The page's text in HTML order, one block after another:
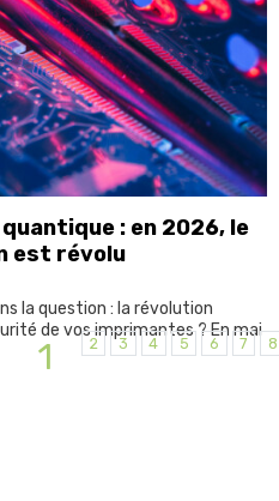
: en 2026, le
est révolu
la question : la révolution
de vos imprimantes ? En mai
1 2 3 4 5 6 7 8